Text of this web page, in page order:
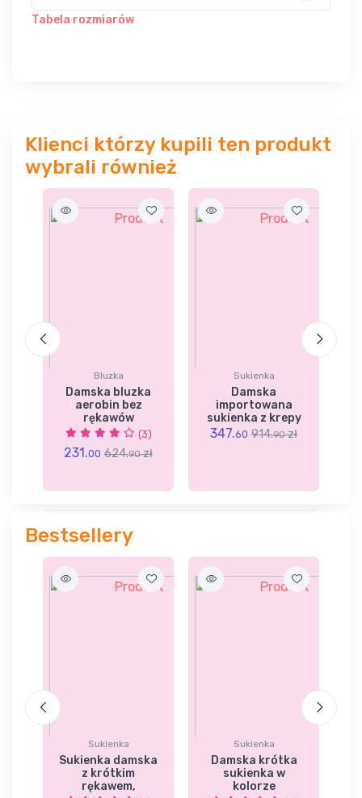
Tabela rozmiarów
Klienci którzy kupili ten produkt
wybrali również
Bluzka
Damska bluzka
aerobin bez
rękawów
(3)
231.00 624.90zł
Sukienka
Damska
importowana
sukienka z krepy
347.60 914.90zł
Bestsellery
Sukienka
Sukienka damska
z krótkim
rękawem,
Sukienka
Damska krótka
sukienka w
kolorze